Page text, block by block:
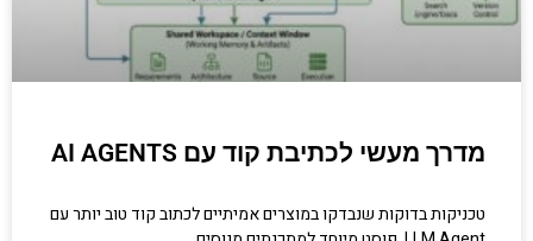
מדרך מעשי לכתיבת קוד עם AI AGENTS
טכניקות בדוקות שנבדקו במוצרים אמיתיים לכתוב קוד טוב יותר עם